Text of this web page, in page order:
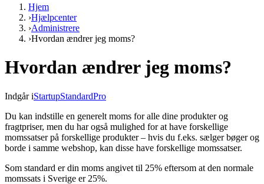
Hjem
›Hjælpcenter
›Administrere
›Hvordan ændrer jeg moms?
Hvordan ændrer jeg moms?
Indgår iStartupStandardPro
Du kan indstille en generelt moms for alle dine produkter og
fragtpriser, men du har også mulighed for at have forskellige
momssatser på forskellige produkter – hvis du f.eks. sælger bøger og
borde i samme webshop, kan disse have forskellige momssatser.
Som standard er din moms angivet til 25% eftersom at den normale
momssats i Sverige er 25%.